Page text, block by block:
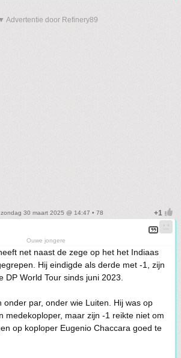
Advertentie door Refinery89
zondag 30 maart 2025 @ 14:47 • 78
Ouwe jongere
net naast de zege op het het Indiaas
Hij eindigde als derde met -1, zijn
DP World Tour sinds juni 2023.
onder par, onder wie Luiten. Hij was op
medekoploper, maar zijn -1 reikte niet om
op koploper Eugenio Chaccara goed te